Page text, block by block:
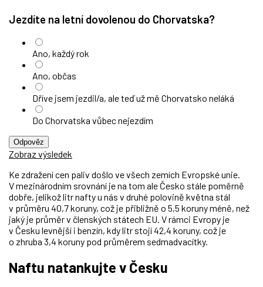
Jezdíte na letní dovolenou do Chorvatska?
Ano, každý rok
Ano, občas
Dříve jsem jezdil/a, ale teď už mě Chorvatsko neláká
Do Chorvatska vůbec nejezdím
Odpověz
Zobraz výsledek
Ke zdražení cen paliv došlo ve všech zemích Evropské unie.
V mezinárodním srovnání je na tom ale Česko stále poměrně
dobře, jelikož litr nafty u nás v druhé polovině května stál
v průměru 40,7 koruny, což je přibližně o 5,5 koruny méně, než
jaký je průměr v členských státech EU. V rámci Evropy je
v Česku levnější i benzín, kdy litr stojí 42,4 koruny, což je
o zhruba 3,4 koruny pod průměrem sedmadvacítky.
Naftu natankujte v Česku